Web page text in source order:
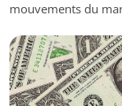
mouvements du